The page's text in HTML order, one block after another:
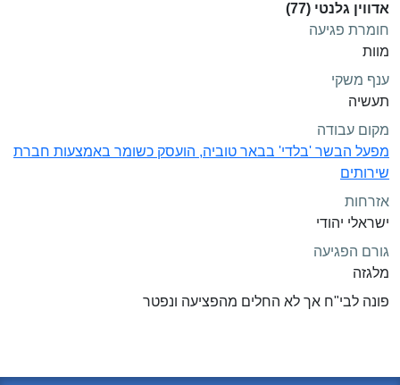
אדווין גלנטי (77)
חומרת פגיעה
מוות
ענף משקי
תעשיה
מקום עבודה
מפעל הבשר 'בלדי' בבאר טוביה, הועסק כשומר באמצעות חברת
שירותים
אזרחות
ישראלי יהודי
גורם הפגיעה
מלגזה
פונה לבי"ח אך לא החלים מהפציעה ונפטר